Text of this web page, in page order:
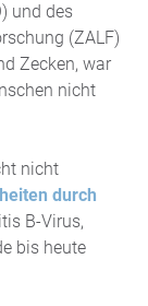
und des
(ZALF)
Zecken, war
nicht
nicht
durch
B-Virus,
bis heute